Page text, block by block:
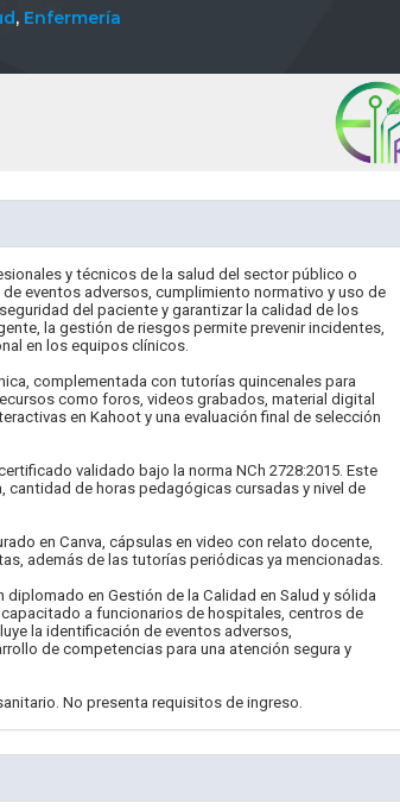
, Enfermería
y técnicos de la salud del sector público o
eventos adversos, cumplimiento normativo y uso de
del paciente y garantizar la calidad de los
la gestión de riesgos permite prevenir incidentes,
en los equipos clínicos.
complementada con tutorías quincenales para
como foros, videos grabados, material digital
en Kahoot y una evaluación final de selección
validado bajo la norma NCh 2728:2015. Este
cantidad de horas pedagógicas cursadas y nivel de
en Canva, cápsulas en video con relato docente,
además de las tutorías periódicas ya mencionadas.
en Gestión de la Calidad en Salud y sólida
a funcionarios de hospitales, centros de
la identificación de eventos adversos,
de competencias para una atención segura y
No presenta requisitos de ingreso.